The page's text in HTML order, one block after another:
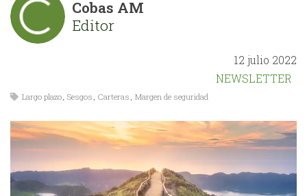
Cobas AM
Editor
12 julio 2022
NEWSLETTER
Largo plazo, Sesgos , Carteras , Margen de seguridad